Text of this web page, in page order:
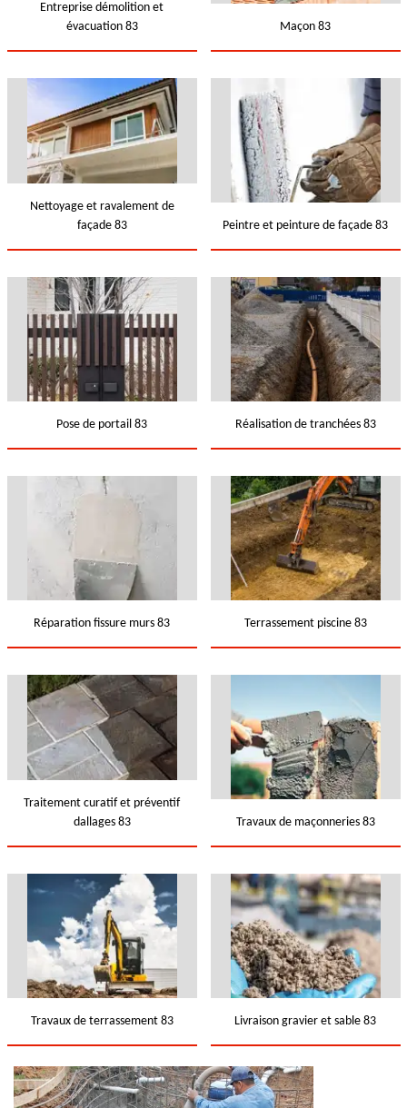
Entreprise démolition et
évacuation 83
Maçon 83
Nettoyage et ravalement de
façade 83
Peintre et peinture de façade 83
Pose de portail 83 Réalisation de tranchées 83
Réparation fissure murs 83 Terrassement piscine 83
Traitement curatif et préventif
dallages 83
Travaux de maçonneries 83
Travaux de terrassement 83 Livraison gravier et sable 83